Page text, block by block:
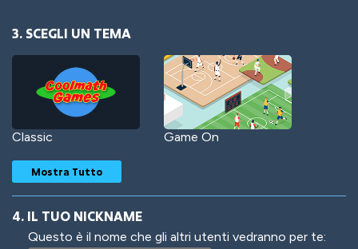
3. SCEGLI UN TEMA
Classic Game On
Mostra Tutto
4. IL TUO NICKNAME
Questo è il nome che gli altri utenti vedranno per te: